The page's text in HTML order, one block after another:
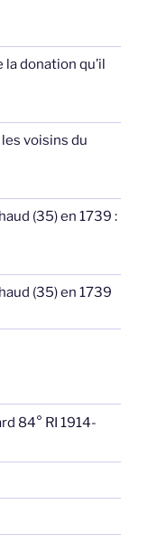
la donation qu’il
voisins du
(35) en 1739 :
(35) en 1739
84° RI 1914-